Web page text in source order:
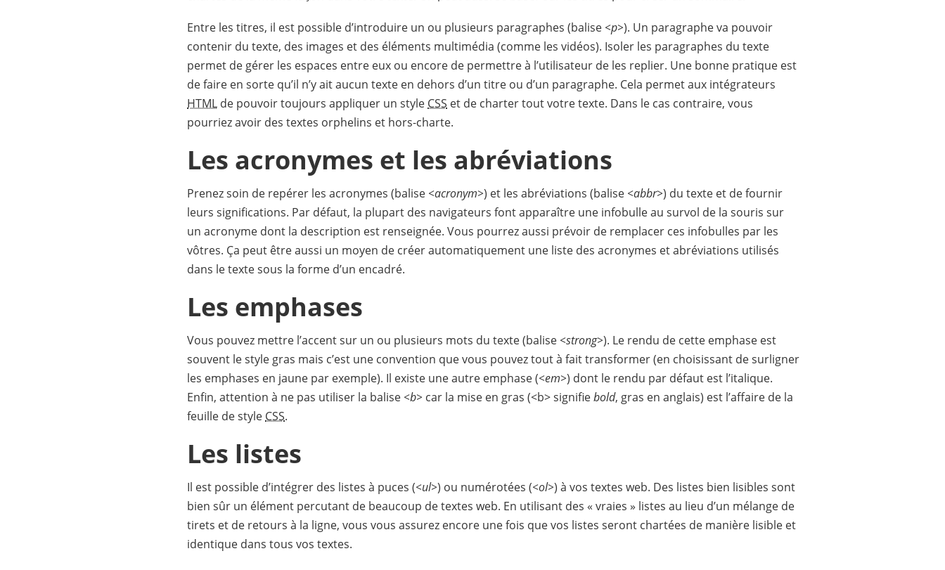
Entre les titres, il est possible d’introduire un ou plusieurs paragraphes (balise <p>). Un paragraphe va pouvoir
contenir du texte, des images et des éléments multimédia (comme les vidéos). Isoler les paragraphes du texte
permet de gérer les espaces entre eux ou encore de permettre à l’utilisateur de les replier. Une bonne pratique est
de faire en sorte qu’il n’y ait aucun texte en dehors d’un titre ou d’un paragraphe. Cela permet aux intégrateurs
HTML de pouvoir toujours appliquer un style CSS et de charter tout votre texte. Dans le cas contraire, vous
pourriez avoir des textes orphelins et hors-charte.
Les acronymes et les abréviations
Prenez soin de repérer les acronymes (balise <acronym>) et les abréviations (balise <abbr>) du texte et de fournir
leurs significations. Par défaut, la plupart des navigateurs font apparaître une infobulle au survol de la souris sur
un acronyme dont la description est renseignée. Vous pourrez aussi prévoir de remplacer ces infobulles par les
vôtres. Ça peut être aussi un moyen de créer automatiquement une liste des acronymes et abréviations utilisés
dans le texte sous la forme d’un encadré.
Les emphases
Vous pouvez mettre l’accent sur un ou plusieurs mots du texte (balise <strong>). Le rendu de cette emphase est
souvent le style gras mais c’est une convention que vous pouvez tout à fait transformer (en choisissant de surligner
les emphases en jaune par exemple). Il existe une autre emphase (<em>) dont le rendu par défaut est l’italique.
Enfin, attention à ne pas utiliser la balise <b> car la mise en gras (<b> signifiebold, gras en anglais) est l’affaire de la
feuille de style CSS.
Les listes
Il est possible d’intégrer des listes à puces (<ul>) ou numérotées (<ol>) à vos textes web. Des listes bien lisibles sont
bien sûr un élément percutant de beaucoup de textes web. En utilisant des « vraies » listes au lieu d’un mélange de
tirets et de retours à la ligne, vous vous assurez encore une fois que vos listes seront chartées de manière lisible et
identique dans tous vos textes.